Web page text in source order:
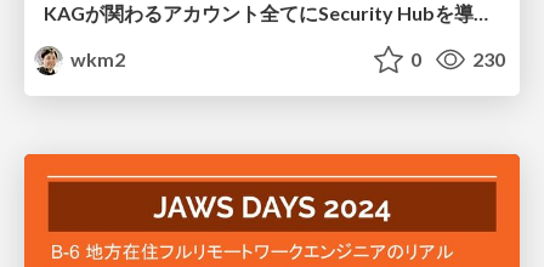
KAGが関わるアカウント全てにSecurity Hubを導入した(い)話
wkm2
0 230